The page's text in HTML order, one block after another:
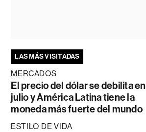
LAS MÁS VISITADAS
MERCADOS
El precio del dólar se debilita en
julio y América Latina tiene la
moneda más fuerte del mundo
ESTILO DE VIDA